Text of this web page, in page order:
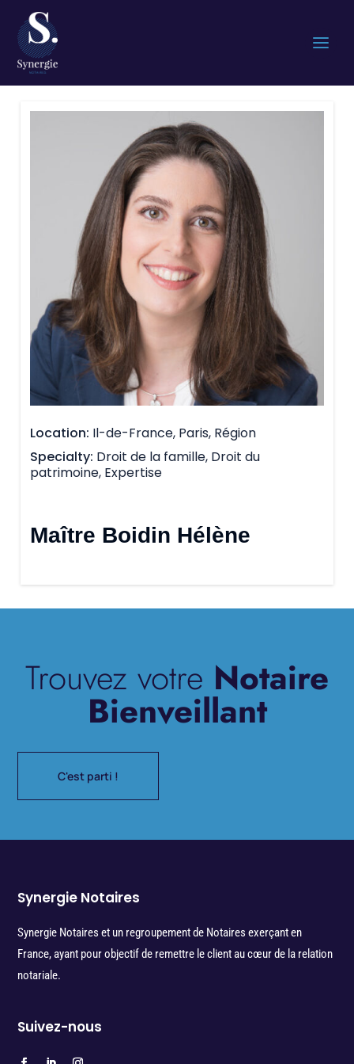
Location Il-de-France, Paris, Région
Specialty Droit de la famille, Droit du
patrimoine, Expertise
Maître Boidin Hélène
Trouvez votre Notaire
Bienveillant
C'est parti !
Synergie Notaires
Synergie Notaires et un regroupement de Notaires exerçant en
France, ayant pour objectif de remettre le client au cœur de la relation
notariale.
Suivez-nous